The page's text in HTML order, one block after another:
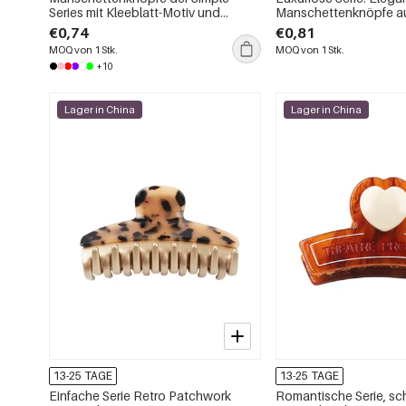
Series mit Kleeblatt-Motiv und
lächelndem Gesicht
€0,74
MOQ von 1 Stk.
+10
Manschettenknöpfe
Imitationsperlen und
mit Blumenmuster
€0,81
MOQ von 1 Stk.
Lager in China
13-25 TAGE
Einfache Serie Retro Patchwork
Lager in China
13-25 TAGE
Romantische Serie,